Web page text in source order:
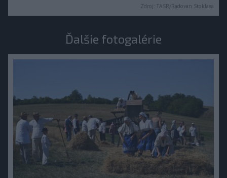
Zdroj: TASR/Radovan Stoklasa
Ďalšie fotogalérie